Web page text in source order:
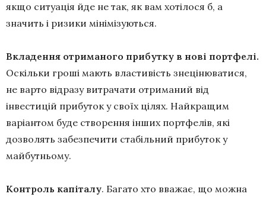
якщо ситуація йде не так, як вам хотілося б, а
значить і ризики мінімізуються.
Вкладення отриманого прибутку в нові портфелі.
Оскільки гроші мають властивість знецінюватися,
не варто відразу витрачати отриманий від
інвестицій прибуток у своїх цілях. Найкращим
варіантом буде створення інших портфелів, які
дозволять забезпечити стабільний прибуток у
майбутньому.
Контроль капіталу. Багато хто вважає, що можна